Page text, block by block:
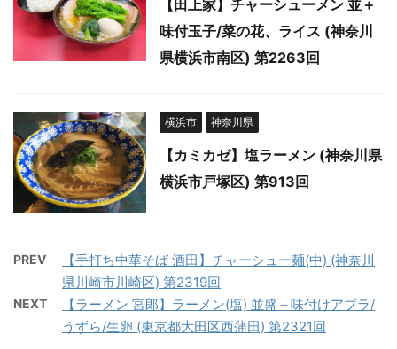
【田上家】チャーシューメン 並＋
味付玉子/菜の花、ライス (神奈川
県横浜市南区) 第2263回
横浜市 神奈川県
【カミカゼ】塩ラーメン (神奈川県
横浜市戸塚区) 第913回
PREV
【手打ち中華そば 酒田】チャーシュー麺(中) (神奈川
県川崎市川崎区) 第2319回
NEXT
【ラーメン 宮郎】ラーメン(塩) 並盛＋味付けアブラ/
うずら/生卵 (東京都大田区西蒲田) 第2321回